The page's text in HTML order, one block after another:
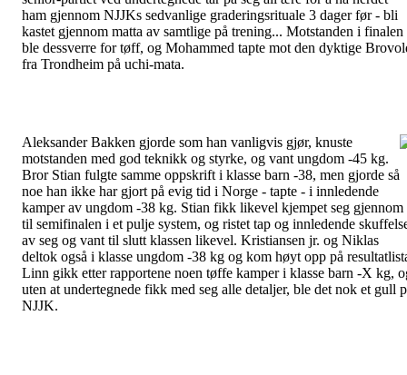
ham gjennom NJJKs sedvanlige graderingsrituale 3 dager før - bli
kastet gjennom matta av samtlige på trening... Motstanden i finalen
ble dessverre for tøff, og Mohammed tapte mot den dyktige
fra Trondheim på uchi-mata.
Aleksander Bakken gjorde som han vanligvis gjør, knuste
motstanden med god teknikk og styrke, og vant ungdom -45 kg.
Bror Stian fulgte samme oppskrift i klasse barn -38, men gjorde så
noe han ikke har gjort på evig tid i Norge - tapte - i innledende
kamper av ungdom -38 kg. Stian fikk likevel kjempet seg gjennom
til semifinalen i et pulje system, og ristet tap og innledende
av seg og vant til slutt klassen likevel. Kristiansen jr. og Niklas
deltok også i klasse ungdom -38 kg og kom høyt opp på
Linn gikk etter rapportene noen tøffe kamper i klasse barn -X kg,
uten at undertegnede fikk med seg alle detaljer, ble det nok et gull
NJJK.